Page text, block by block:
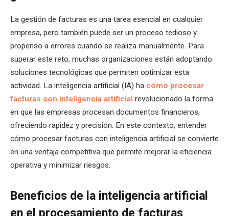
La gestión de facturas es una tarea esencial en cualquier
empresa, pero también puede ser un proceso tedioso y
propenso a errores cuando se realiza manualmente. Para
superar este reto, muchas organizaciones están adoptando
soluciones tecnológicas que permiten optimizar esta
actividad. La inteligencia artificial (IA) ha cómo procesar
facturas con inteligencia artificial revolucionado la forma
en que las empresas procesan documentos financieros,
ofreciendo rapidez y precisión. En este contexto, entender
cómo procesar facturas con inteligencia artificial se convierte
en una ventaja competitiva que permite mejorar la eficiencia
operativa y minimizar riesgos.
Beneficios de la inteligencia artificial